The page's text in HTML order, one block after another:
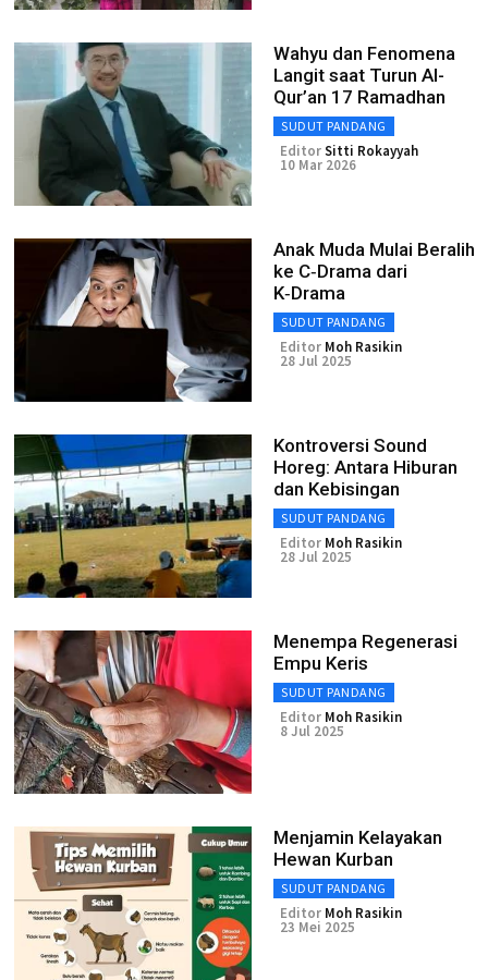
Wahyu dan Fenomena
Langit saat Turun Al-
Qur’an 17 Ramadhan
SUDUT PANDANG
EditorSitti Rokayyah
10 Mar 2026
Anak Muda Mulai Beralih
ke C‑Drama dari
K‑Drama
SUDUT PANDANG
Editor Moh Rasikin
28 Jul 2025
Kontroversi Sound
Horeg: Antara Hiburan
dan Kebisingan
SUDUT PANDANG
Editor Moh Rasikin
28 Jul 2025
Menempa Regenerasi
Empu Keris
SUDUT PANDANG
Editor Moh Rasikin
8 Jul 2025
Menjamin Kelayakan
Hewan Kurban
SUDUT PANDANG
Editor Moh Rasikin
23 Mei 2025